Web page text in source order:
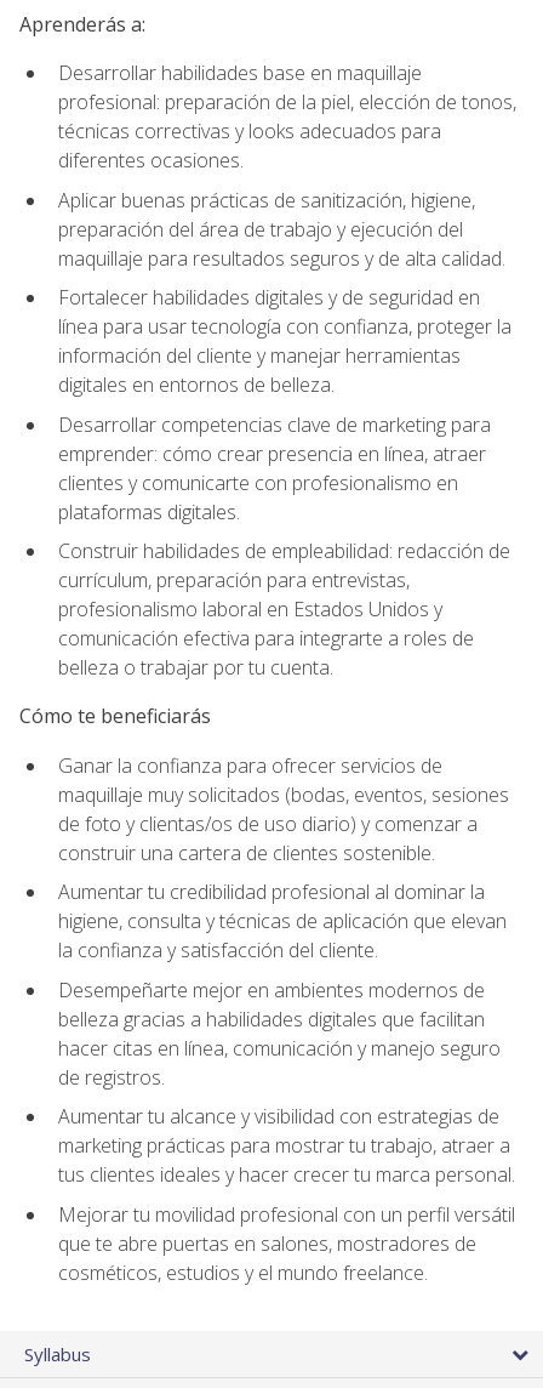
Aprenderás a:
Desarrollar habilidades base en maquillaje
profesional: preparación de la piel, elección de tonos,
técnicas correctivas y looks adecuados para
diferentes ocasiones.
Aplicar buenas prácticas de sanitización, higiene,
preparación del área de trabajo y ejecución del
maquillaje para resultados seguros y de alta calidad.
Fortalecer habilidades digitales y de seguridad en
línea para usar tecnología con confianza, proteger la
información del cliente y manejar herramientas
digitales en entornos de belleza.
Desarrollar competencias clave de marketing para
emprender: cómo crear presencia en línea, atraer
clientes y comunicarte con profesionalismo en
plataformas digitales.
Construir habilidades de empleabilidad: redacción de
currículum, preparación para entrevistas,
profesionalismo laboral en Estados Unidos y
comunicación efectiva para integrarte a roles de
belleza o trabajar por tu cuenta.
Cómo te beneficiarás
Ganar la confianza para ofrecer servicios de
maquillaje muy solicitados (bodas, eventos, sesiones
de foto y clientas/os de uso diario) y comenzar a
construir una cartera de clientes sostenible.
Aumentar tu credibilidad profesional al dominar la
higiene, consulta y técnicas de aplicación que elevan
la confianza y satisfacción del cliente.
Desempeñarte mejor en ambientes modernos de
belleza gracias a habilidades digitales que facilitan
hacer citas en línea, comunicación y manejo seguro
de registros.
Aumentar tu alcance y visibilidad con estrategias de
marketing prácticas para mostrar tu trabajo, atraer a
tus clientes ideales y hacer crecer tu marca personal.
Mejorar tu movilidad profesional con un perfil versátil
que te abre puertas en salones, mostradores de
cosméticos, estudios y el mundo freelance.
Syllabus